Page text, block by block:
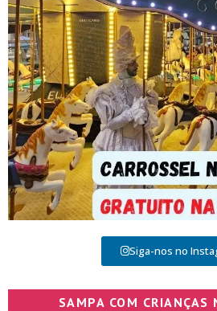
Siga-nos no
SAMPA COM CRIANÇAS